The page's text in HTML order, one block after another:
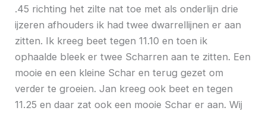
.45 richting het zilte nat toe met als onderlijn drie
ijzeren afhouders ik had twee dwarrellijnen er aan
zitten. Ik kreeg beet tegen 11.10 en toen ik
ophaalde bleek er twee Scharren aan te zitten. Een
mooie en een kleine Schar en terug gezet om
verder te groeien. Jan kreeg ook beet en tegen
11.25 en daar zat ook een mooie Schar er aan. Wij